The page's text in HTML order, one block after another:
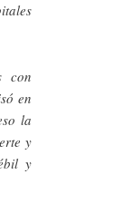
con
en
la
y
y